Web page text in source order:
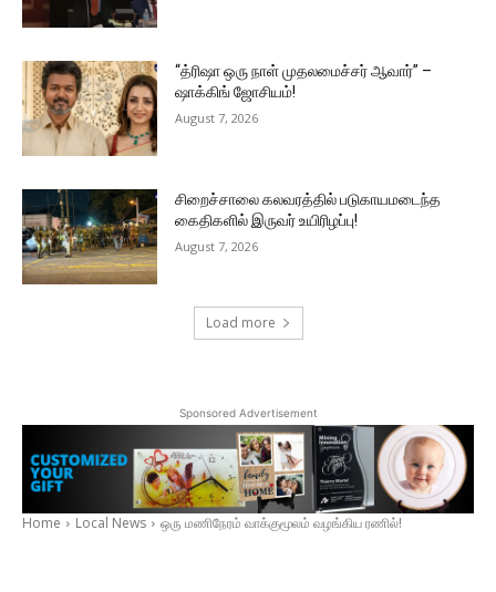
“த்ரிஷா ஒரு நாள் முதலமைச்சர் ஆவார்” –
ஷாக்கிங் ஜோசியம்!
August 7, 2026
சிறைச்சாலை கலவரத்தில் படுகாயமடைந்த
கைதிகளில் இருவர் உயிரிழப்பு!
August 7, 2026
Load more